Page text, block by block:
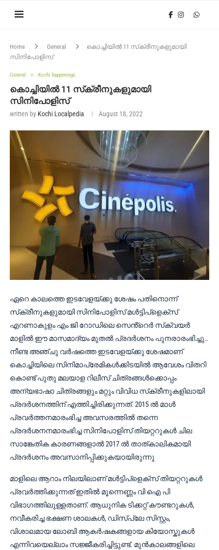
Home General
കൊച്ചിയിൽ 11 സ്‌ക്രീനുകളുമായി
സിനിപോളിസ്
General Kochi happenings
കൊച്ചിയിൽ 11 സ്‌ക്രീനുകളുമായി
സിനിപോളിസ്
written by Kochi Localpedia August 18, 2022
ഏറെ കാലത്തെ ഇടവേളയ്ക്കു ശേഷം പതിനൊന്ന്
സ്‌ക്രീനുകളുമായി സിനിപോളിസ് മൾട്ടിപ്ളെക്സ്
എറണാകുളം എം ജി റോഡിലെ സെൻ്റെർ സ്‌ക്വയർ
മാളിൽ ഈ മാസമാദ്യം മുതൽ പ്രദർശനം പുനരാരംഭിച്ചു..
നീണ്ട അഞ്ചു വർഷത്തെ ഇടവേളയ്ക്കു ശേഷമാണ്
കൊച്ചിയിലെ സിനിമാപ്രേമികൾക്കിടയിൽ ആവേശം വിതറി
കൊണ്ട് പുതു മലയാള റിലീസ് ചിത്രങ്ങൾക്കൊപ്പം
അന്യഭാഷാ ചിത്രങ്ങളും മറ്റും വിവിധ സ്‌ക്രീനുകളിലായി
പ്രദർശനത്തിന് എത്തിച്ചിരിക്കുന്നത്. 2015 ൽ മാൾ
പ്രവർത്തനമാരംഭിച്ച അവസരത്തിൽ തന്നെ
പ്രദർശനനമാരംഭിച്ച സിനിപോളിസ് തിയറ്ററുകൾ ചില
സാങ്കേതിക കാരണങ്ങളാൽ 2017 ൽ താത്കാലികമായി
പ്രദർശനം അവസാനിപ്പിക്കുകയായിരുന്നു
മാളിലെ ആറാം നിലയിലാണ് മൾട്ടിപ്ളെക്സ് തിയറ്ററുകൾ
പ്രവർത്തിക്കുന്നത് ഇതിൽ മൂന്നെണ്ണം വി ഐ പി
വിഭാഗത്തിലുള്ളതാണ്. ആധുനിക ടിക്കറ്റ് കൗണ്ടറുകൾ,
നവീകരിച്ച ഭക്ഷണ ശാലകൾ, ഡിസ്‌പ്ലേ സിസ്റ്റം,
വിശാലമായ ലോബി ആകർഷകങ്ങളായ കിയോസ്കുകൾ
എന്നിവയെല്ലാം സജ്ജീകരിച്ചിട്ടുണ്ട്. മുൻകാലങ്ങളിലെ